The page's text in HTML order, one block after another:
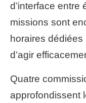
d’interface entre
missions sont
horaires
d’agir
Quatre
approfondissent